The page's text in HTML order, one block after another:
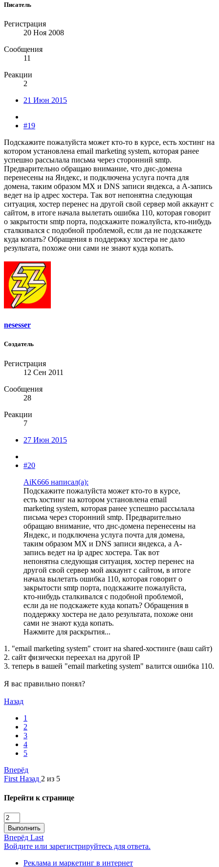
Писатель
Регистрация
20 Ноя 2008
Сообщения
11
Реакции
2
21 Июн 2015
#19
Подскажите пожалуйста может кто-то в курсе, есть хостинг на
котором установлена email marketing system, которая ранее
успешно рассылала письма через сторонний smtp.
Предварительно обращаю внимание, что днс-домена
перенесены на Яндекс, и подключена услуга почта для
домена, таким образом MX и DNS записи яндекса, а А-запись
ведет на ip адрес хостера. Так вот непонятна следующая
ситуация, хостер перенес на другой свой сервер мой аккаунт с
сайтом, в итоге начала вылетать ошибка 110, которая говорит
о закрытости smtp порта, подскажите пожалуйста, кто-нибудь
сталкивался с подобной проблемой, если да не подскажете
куда копать? Обращения в поддержку хостера не дало
результата, похоже они сами не знают куда копать.
nesesser
Создатель
Регистрация
12 Сен 2011
Сообщения
28
Реакции
7
27 Июн 2015
#20
AiK666 написал(а):
Подскажите пожалуйста может кто-то в курсе,
есть хостинг на котором установлена email
marketing system, которая ранее успешно рассылала
письма через сторонний smtp. Предварительно
обращаю внимание, что днс-домена перенесены на
Яндекс, и подключена услуга почта для домена,
таким образом MX и DNS записи яндекса, а А-
запись ведет на ip адрес хостера. Так вот
непонятна следующая ситуация, хостер перенес на
другой свой сервер мой аккаунт с сайтом, в итоге
начала вылетать ошибка 110, которая говорит о
закрытости smtp порта, подскажите пожалуйста,
кто-нибудь сталкивался с подобной проблемой,
если да не подскажете куда копать? Обращения в
поддержку хостера не дало результата, похоже они
сами не знают куда копать.
Нажмите для раскрытия...
1. "email marketing system" стоит на shared-хостинге (ваш сайт)
2. сайт физически переехал на другой IP
3. теперь в вашей "email marketing system" валится ошибка 110.
Я вас правильно понял?
Назад
1
2
3
4
5
Вперёд
First Назад 2 из 5
Перейти к странице
Выполнить
Вперёд Last
Войдите или зарегистрируйтесь для ответа.
Реклама и маркетинг в интернет